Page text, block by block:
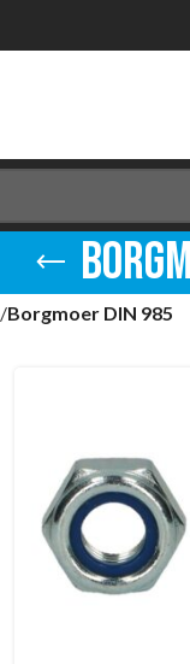
/Borgmoer DIN 985